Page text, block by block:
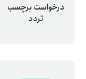
درخواست برچسب
تردد